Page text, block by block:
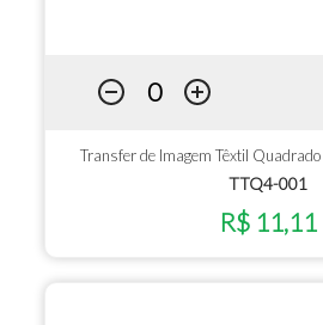
Transfer de Imagem Têxtil
TTQ4-001
R$ 11,11